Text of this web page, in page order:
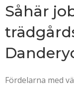
Såhär
Fördelarna med